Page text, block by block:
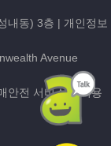
내동) 3층 | 개인정보
Avenue
안전 서비스를 이용